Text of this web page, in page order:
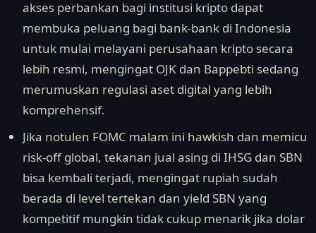
akses perbankan bagi institusi kripto dapat
membuka peluang bagi bank-bank di Indonesia
untuk mulai melayani perusahaan kripto secara
lebih resmi, mengingat OJK dan Bappebti sedang
merumuskan regulasi aset digital yang lebih
komprehensif.
Jika notulen FOMC malam ini hawkish dan memicu
risk-off global, tekanan jual asing di IHSG dan SBN
bisa kembali terjadi, mengingat rupiah sudah
berada di level tertekan dan yield SBN yang
kompetitif mungkin tidak cukup menarik jika dolar